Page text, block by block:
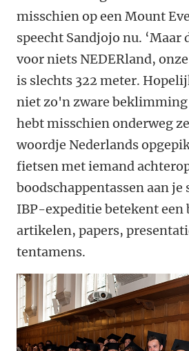
misschien op een Mount
speecht Sandjojo nu. ‘Maar
voor niets NEDERland,
is slechts 322 meter.
niet zo'n zware beklimming
hebt misschien onderweg
woordje Nederlands
fietsen met iemand
boodschappentassen aan je
IBP-expeditie betekent een
artikelen, papers,
tentamens.